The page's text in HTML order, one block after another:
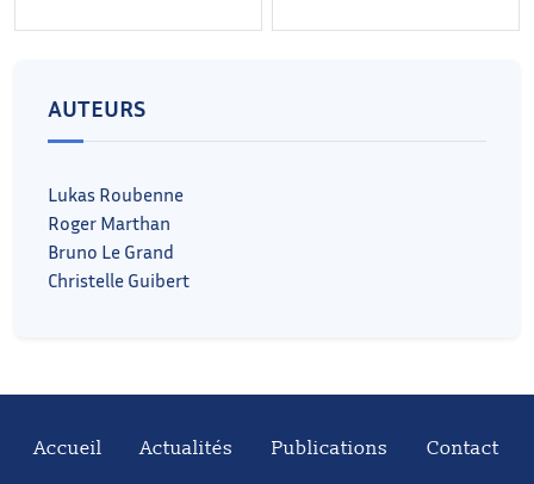
AUTEURS
Lukas Roubenne
Roger Marthan
Bruno Le Grand
Christelle Guibert
Accueil Actualités Publications
Contact